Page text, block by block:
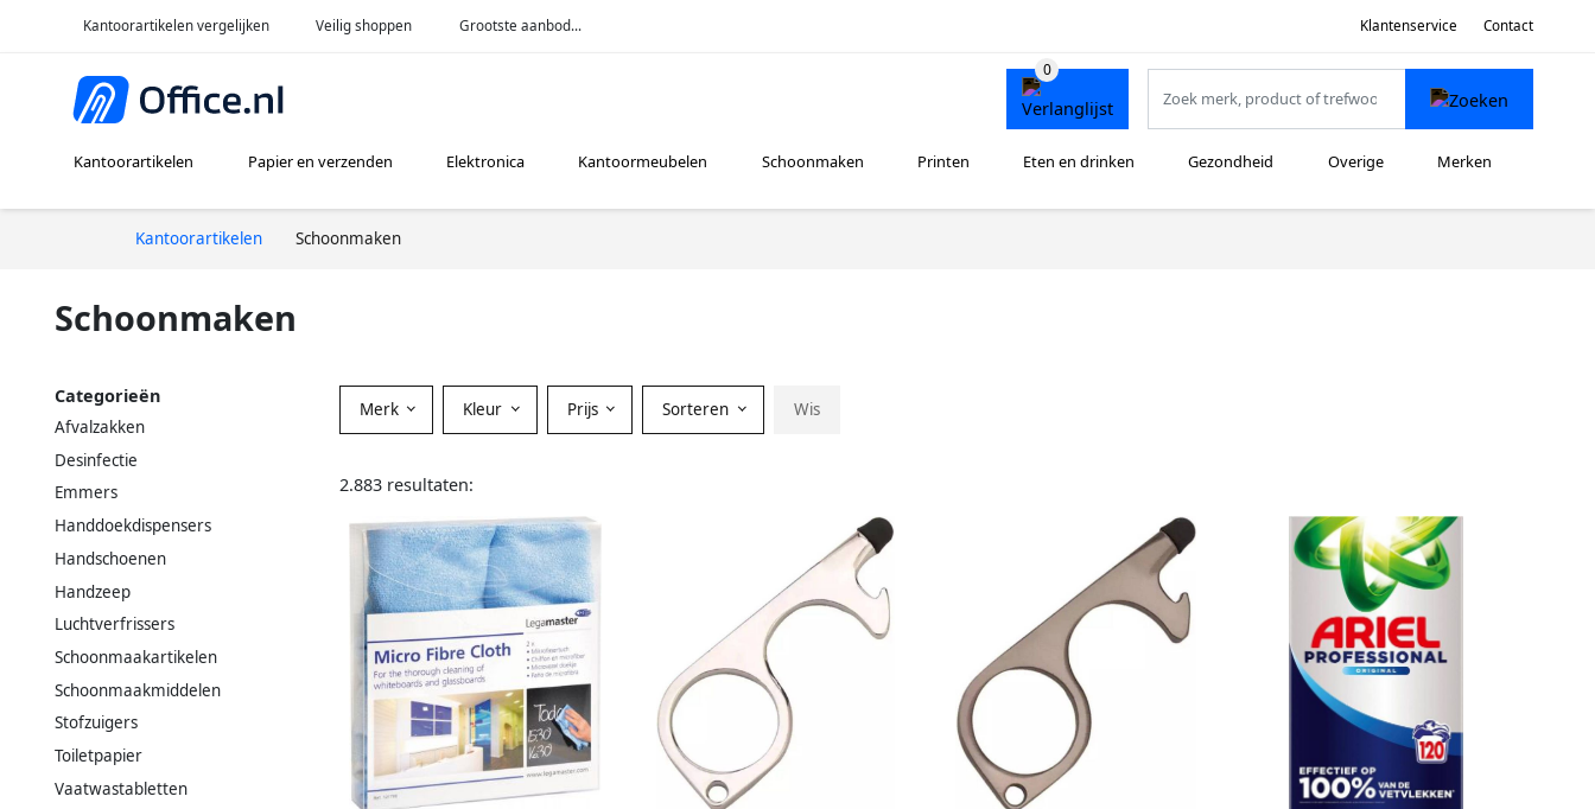
Kantoorartikelen vergelijken Veilig shoppen Grootste aanbod... Klantenservice Contact
Kantoorartikelen Papier en verzenden Elektronica Kantoormeubelen Schoonmaken Printen Eten en drinken Gezondheid Overige Merken
Kantoorartikelen Schoonmaken
Schoonmaken
Categorieën
Afvalzakken
Desinfectie
Emmers
Handdoekdispensers
Handschoenen
Handzeep
Luchtverfrissers
Schoonmaakartikelen
Schoonmaakmiddelen
Stofzuigers
Toiletpapier
Vaatwastabletten
Merk Kleur Prijs Sorteren Wis
2.883 resultaten: